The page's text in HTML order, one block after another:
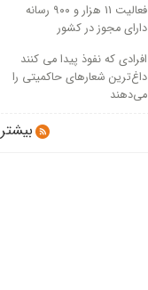
فعالیت 11 هزار و ۹۰۰ رسانه
دارای مجوز در کشور
افرادی که نفوذ پیدا می کنند
داغ‌ترین شعارهای حاکمیتی را
می‌دهند
بیشتر